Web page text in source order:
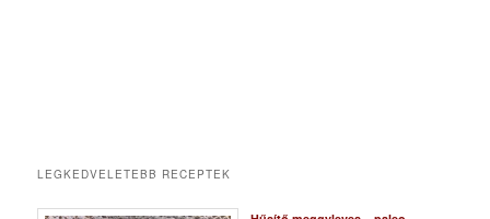
LEGKEDVELETEBB RECEPTEK